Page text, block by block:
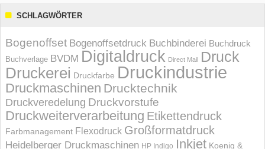
SCHLAGWÖRTER
Bogenoffset Bogenoffsetdruck Buchbinderei Buchdruck
Buchverlage BVDM Digitaldruck Direct Mail Druck
Druckerei Druckfarbe Druckindustrie
Druckmaschinen Drucktechnik
Druckveredelung Druckvorstufe
Druckweiterverarbeitung Etikettendruck
Farbmanagement Flexodruck Großformatdruck
Heidelberger Druckmaschinen HP Indigo Inkjet Koenig &